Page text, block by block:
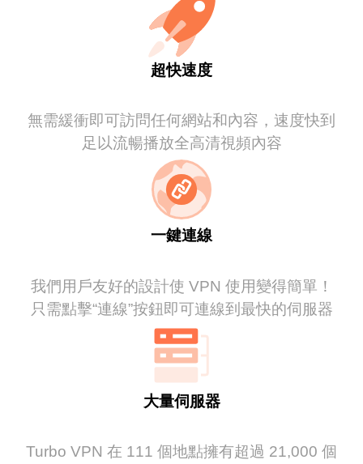
超快速度
無需緩衝即可訪問任何網站和內容，速度快到
足以流暢播放全高清視頻內容
一鍵連線
我們用戶友好的設計使 VPN 使用變得簡單！
只需點擊“連線”按鈕即可連線到最快的伺服器
大量伺服器
Turbo VPN 在 111 個地點擁有超過 21,000 個